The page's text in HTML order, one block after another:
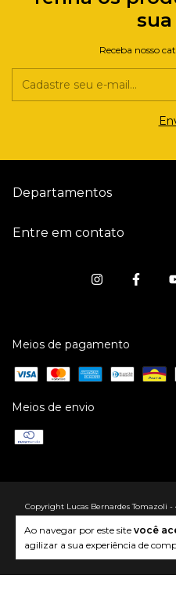
Ao navegar por este site você
agilizar a sua experiência de
Receba nosso
Departamentos
Entre em contato
Meios de pagamento
Meios de envio
Copyright Lucas Bernardes Tomazoli -